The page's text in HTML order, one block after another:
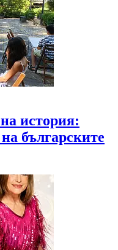
история:
българските